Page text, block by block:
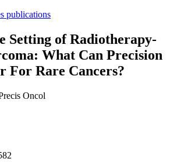
publications
Setting of Radiotherapy-
What Can Precision
For Rare Cancers?
Oncol